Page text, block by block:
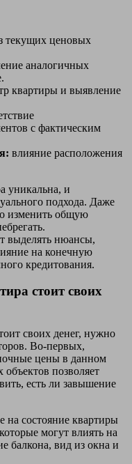
текущих ценовых
аналогичных
квартиры и выявление
с фактическим
влияние расположения
уникальна, и
подхода. Даже
изменить общую
выделять нюансы,
на конечную
кредитования.
стоит своих
своих денег, нужно
Во-первых,
цены в данном
позволяет
есть ли завышение
на состояние квартиры
могут влиять на
балкона, вид из окна и